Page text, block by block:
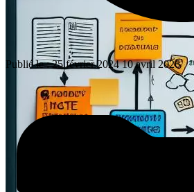
Publié le :25 février 202410 avril 2026